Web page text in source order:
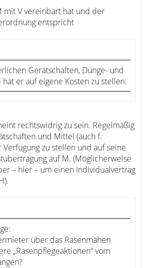
mit V vereinbart hat und der
entspricht
Gerätschaften, Dünge- und
er auf eigene Kosten zu stellen.
rechtswidrig zu sein. Regelmäßig
und Mittel (auch f.
zu stellen und auf seine
auf M. (Möglicherweise
– hier – um einen Individualvertrag
über das Rasenmähen
„Rasenpflegeaktionen“ vom